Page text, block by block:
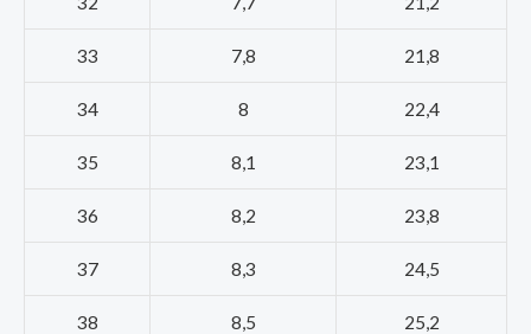
33 7,8 21,8
34 8 22,4
35 8,1 23,1
36 8,2 23,8
37 8,3 24,5
38 8,5 25,2